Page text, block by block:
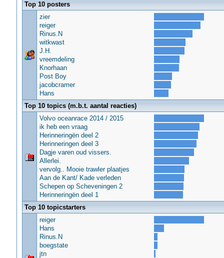
Top 10 posters
zier
reiger
Rinus.N
witkwast
J.H.
vreemdeling
Knorhaan
Post Boy
jacobcramer
Hans
Top 10 topics (m.b.t. aantal reacties)
Volvo oceanrace 2014 / 2015
ik heb een vraag
Herinneringën deel 2
Herinneringen deel 3
Dagje varen oud vissers.
Allerlei.
vervolg.. Mooie trawler plaatjes
Aan de Kant/ Kade verleden
Schepen op Scheveningen 2
Herinneringën deel 1
Top 10 topicstarters
reiger
Hans
Rinus.N
boegstate
jtn